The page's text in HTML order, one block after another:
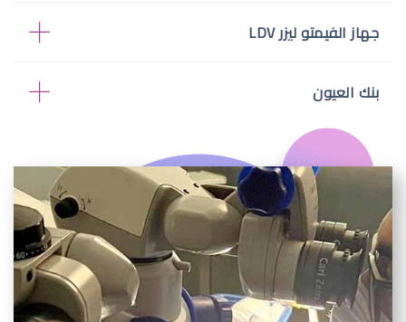
جهاز الفيمتو ليزر LDV
بنك العيون